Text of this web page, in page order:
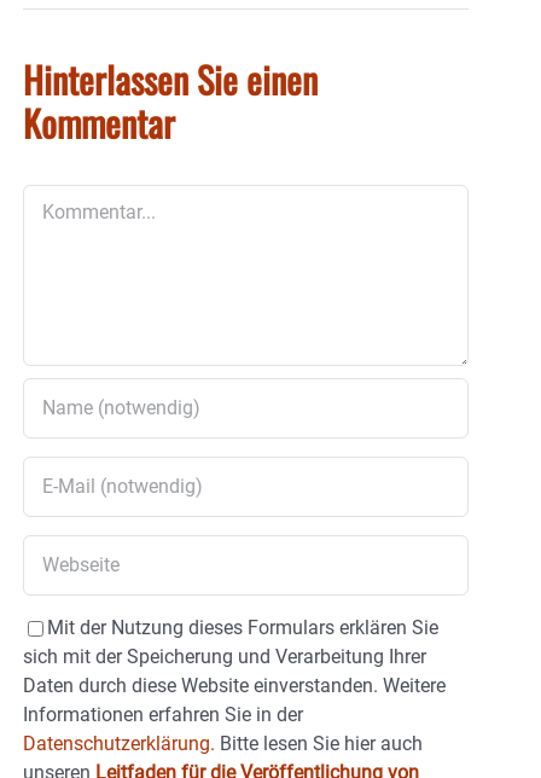
Hinterlassen Sie einen
Kommentar
Mit der Nutzung dieses Formulars erklären Sie
sich mit der Speicherung und Verarbeitung Ihrer
Daten durch diese Website einverstanden. Weitere
Informationen erfahren Sie in der
Datenschutzerklärung. Bitte lesen Sie hier auch
unseren Leitfaden für die Veröffentlichung von